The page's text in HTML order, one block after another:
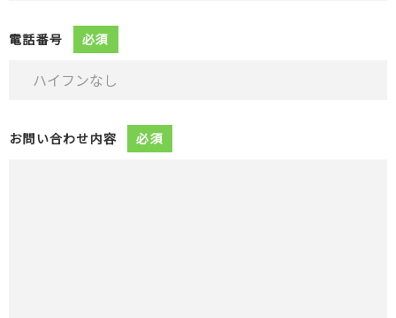
電話番号 必須
お問い合わせ内容 必須